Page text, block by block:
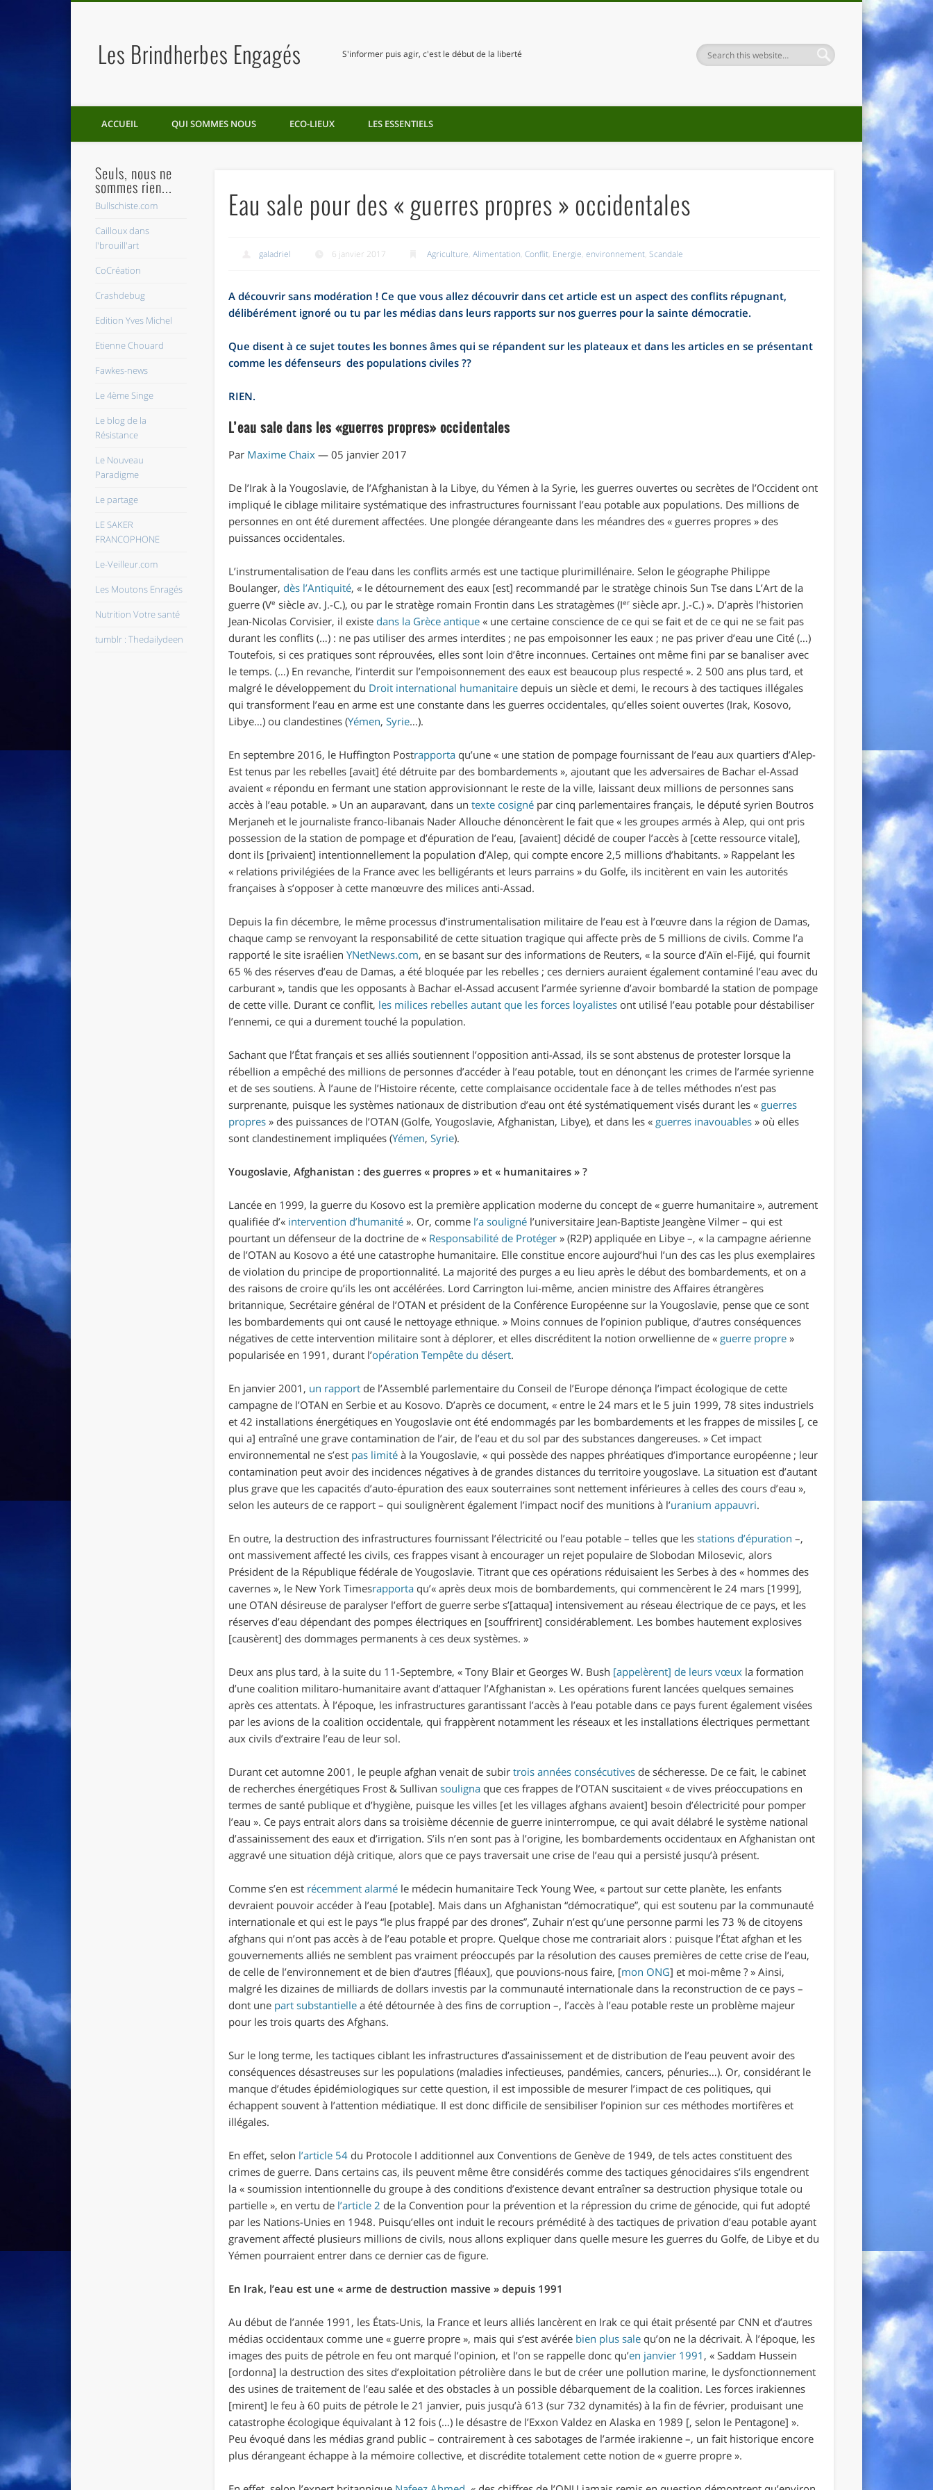
Les Brindherbes Engagés S'informer puis agir, c'est le début de la liberté
ACCUEIL QUI SOMMES NOUS ECO-LIEUX LES ESSENTIELS
Eau sale pour des « guerres propres » occidentales
galadriel 6 janvier 2017 Agriculture,Alimentation,Conflit, Energie,environnement,Scandale
A découvrir sans modération ! Ce que vous allez découvrir dans cet article est un aspect des conflits répugnant,
délibérément ignoré ou tu par les médias dans leurs rapports sur nos guerres pour la sainte démocratie.
Que disent à ce sujet toutes les bonnes âmes qui se répandent sur les plateaux et dans les articles en se présentant
comme les défenseurs des populations civiles ??
RIEN.
L’eau sale dans les «guerres propres» occidentales
Par Maxime Chaix —05 janvier 2017
De l’Irak à la Yougoslavie, de l’Afghanistan à la Libye, du Yémen à la Syrie, les guerres ouvertes ou secrètes de l’Occident ont
impliqué le ciblage militaire systématique des infrastructures fournissant l’eau potable aux populations. Des millions de
personnes en ont été durement affectées. Une plongée dérangeante dans les méandres des « guerres propres » des
puissances occidentales.
L’instrumentalisation de l’eau dans les conflits armés est une tactique plurimillénaire. Selon le géographe Philippe
Boulanger, dès l’Antiquité, « le détournement des eaux [est] recommandé par le stratège chinois Sun Tse dans L’Art de la
guerre (Ve siècle av. J.-C.), ou par le stratège romain Frontin dans Les stratagèmes (Ier siècle apr. J.-C.) ». D’après l’historien
Jean-Nicolas Corvisier, il existe dans la Grèce antique « une certaine conscience de ce qui se fait et de ce qui ne se fait pas
durant les conflits (…) : ne pas utiliser des armes interdites ; ne pas empoisonner les eaux ; ne pas priver d’eau une Cité (…)
Toutefois, si ces pratiques sont réprouvées, elles sont loin d’être inconnues. Certaines ont même fini par se banaliser avec
le temps. (…) En revanche, l’interdit sur l’empoisonnement des eaux est beaucoup plus respecté». 2 500 ans plus tard, et
malgré le développement du Droit international humanitaire depuis un siècle et demi, le recours à des tactiques illégales
qui transforment l’eau en arme est une constante dans les guerres occidentales, qu’elles soient ouvertes (Irak, Kosovo,
Libye…) ou clandestines (Yémen,Syrie…).
En septembre 2016, le Huffington Postrapporta qu’une « une station de pompage fournissant de l’eau aux quartiers d’Alep-
Est tenus par les rebelles [avait] été détruite par des bombardements », ajoutant que les adversaires de Bachar el-Assad
avaient « répondu en fermant une station approvisionnant le reste de la ville, laissant deux millions de personnes sans
accès à l’eau potable.» Un an auparavant, dans untexte cosigné par cinq parlementaires français, le député syrien Boutros
Merjaneh et le journaliste franco-libanais Nader Allouche dénoncèrent le fait que « les groupes armés à Alep, qui ont pris
possession de la station de pompage et d’épuration de l’eau, [avaient] décidé de couper l’accès à [cette ressource vitale],
dont ils [privaient] intentionnellement la population d’Alep, qui compte encore 2,5 millions d’habitants. » Rappelant les
« relations privilégiées de la France avec les belligérants et leurs parrains » du Golfe, ils incitèrent en vain les autorités
françaises à s’opposer à cette manœuvre des milices anti-Assad.
Depuis la fin décembre, le même processus d’instrumentalisation militaire de l’eau est à l’œuvre dans la région de Damas,
chaque camp se renvoyant la responsabilité de cette situation tragique qui affecte près de 5 millions de civils. Comme l’a
rapporté le site israélienYNetNews.com, en se basant sur des informations de Reuters, « la source d’Aïn el-Fijé, qui fournit
65 % des réserves d’eau de Damas, a été bloquée par les rebelles ; ces derniers auraient également contaminé l’eau avec du
carburant », tandis que les opposants à Bachar el-Assad accusent l’armée syrienne d’avoir bombardé la station de pompage
de cette ville. Durant ce conflit, les milices rebelles autant que les forces loyalistes ont utilisé l’eau potable pour déstabiliser
l’ennemi, ce qui a durement touché la population.
Sachant que l’État français et ses alliés soutiennent l’opposition anti-Assad, ils se sont abstenus de protester lorsque la
rébellion a empêché des millions de personnes d’accéder à l’eau potable, tout en dénonçant les crimes de l’armée syrienne
et de ses soutiens. À l’aune de l’Histoire récente, cette complaisance occidentale face à de telles méthodes n’est pas
surprenante, puisque les systèmes nationaux de distribution d’eau ont étésystématiquement visés durant les « guerres
propres » des puissances de l’OTAN (Golfe, Yougoslavie, Afghanistan, Libye), et dans les « guerres inavouables » où elles
sont clandestinement impliquées (Yémen,Syrie).
Yougoslavie, Afghanistan : des guerres « propres » et « humanitaires » ?
Lancée en 1999, la guerre du Kosovo est la première application moderne du concept de « guerre humanitaire », autrement
qualifiée d’« intervention d’humanité ». Or, comme l’a souligné l’universitaire Jean-Baptiste Jeangène Vilmer – qui est
pourtant un défenseur de la doctrine de « Responsabilité de Protéger » (R2P) appliquée en Libye –, « la campagne aérienne
de l’OTAN au Kosovo a été une catastrophe humanitaire. Elle constitue encore aujourd’hui l’un des cas les plus exemplaires
de violation du principe de proportionnalité. La majorité des purges a eu lieu après le début des bombardements, et on a
des raisons de croire qu’ils les ont accélérées. Lord Carrington lui-même, ancien ministre des Affaires étrangères
britannique, Secrétaire général de l’OTAN et président de la Conférence Européenne sur la Yougoslavie, pense que ce sont
les bombardements qui ont causé le nettoyage ethnique. » Moins connues de l’opinion publique, d’autres conséquences
négatives de cette intervention militaire sont à déplorer, et elles discréditent la notion orwellienne de « guerre propre »
popularisée en 1991, durant l’opérationTempête du désert.
En janvier 2001, un rapport de l’Assemblé parlementaire du Conseil de l’Europe dénonça l’impact écologique de cette
campagne de l’OTAN en Serbie et au Kosovo. D’après ce document, «entre le 24 mars et le 5 juin 1999, 78 sites industriels
et 42 installations énergétiques en Yougoslavie ont été endommagés par les bombardements et les frappes de missiles [, ce
qui a] entraîné une grave contamination de l’air, de l’eau et du sol par des substances dangereuses. » Cet impact
environnemental ne s’est pas limité à la Yougoslavie, « qui possède des nappes phréatiques d’importance européenne ; leur
contamination peut avoir des incidences négatives à de grandes distances du territoire yougoslave. La situation est d’autant
plus grave que les capacités d’auto-épuration des eaux souterraines sont nettement inférieures à celles des cours d’eau »,
selon les auteurs de ce rapport – qui soulignèrent également l’impact nocif des munitions à l’uranium appauvri.
En outre, la destruction des infrastructures fournissant l’électricité ou l’eau potable – telles que lesstations d’épuration –,
ont massivement affecté les civils, ces frappes visant à encourager un rejet populaire de Slobodan Milosevic, alors
Président de la République fédérale de Yougoslavie. Titrant que ces opérations réduisaient les Serbes à des « hommes des
cavernes », le New York Timesrapporta qu’«après deux mois de bombardements, qui commencèrent le 24 mars [1999],
une OTAN désireuse de paralyser l’effort de guerre serbe s’[attaqua] intensivement au réseau électrique de ce pays, et les
réserves d’eau dépendant des pompes électriques en [souffrirent] considérablement. Les bombes hautement explosives
[causèrent] des dommages permanents à ces deux systèmes. »
Deux ans plus tard, à la suite du 11-Septembre, «Tony Blair et Georges W. Bush [appelèrent] de leurs vœux la formation
d’une coalition militaro-humanitaire avant d’attaquer l’Afghanistan ». Les opérations furent lancées quelques semaines
après ces attentats. À l’époque, les infrastructures garantissant l’accès à l’eau potable dans ce pays furent également visées
par les avions de la coalition occidentale, qui frappèrent notamment les réseaux et les installations électriques permettant
aux civils d’extraire l’eau de leur sol.
Durant cet automne 2001, le peuple afghan venait de subirtrois années consécutives de sécheresse. De ce fait, le cabinet
de recherches énergétiques Frost & Sullivansouligna que ces frappes de l’OTAN suscitaient « de vives préoccupations en
termes de santé publique et d’hygiène, puisque les villes [et les villages afghans avaient] besoin d’électricité pour pomper
l’eau ». Ce pays entrait alors dans sa troisième décennie de guerre ininterrompue, ce qui avait délabré le système national
d’assainissement des eaux et d’irrigation. S’ils n’en sont pas à l’origine, les bombardements occidentaux en Afghanistan ont
aggravé une situation déjà critique, alors que ce pays traversait une crise de l’eau qui a persisté jusqu’à présent.
Comme s’en est récemment alarmé le médecin humanitaire Teck Young Wee, « partout sur cette planète, les enfants
devraient pouvoir accéder à l’eau [potable]. Mais dans un Afghanistan “démocratique”, qui est soutenu par la communauté
internationale et qui est le pays “le plus frappé par des drones”, Zuhair n’est qu’une personne parmi les 73 % de citoyens
afghans qui n’ont pas accès à de l’eau potable et propre. Quelque chose me contrariait alors : puisque l’État afghan et les
gouvernements alliés ne semblent pas vraiment préoccupés par la résolution des causes premières de cette crise de l’eau,
de celle de l’environnement et de bien d’autres [fléaux], que pouvions-nous faire, [mon ONG] et moi-même ? » Ainsi,
malgré les dizaines de milliards de dollars investis par la communauté internationale dans la reconstruction de ce pays –
dont une part substantielle a été détournée à des fins de corruption –, l’accès à l’eau potable reste un problème majeur
pour les trois quarts des Afghans.
Sur le long terme, les tactiques ciblant les infrastructures d’assainissement et de distribution de l’eau peuvent avoir des
conséquences désastreuses sur les populations (maladies infectieuses, pandémies, cancers, pénuries…). Or, considérant le
manque d’études épidémiologiques sur cette question, il est impossible de mesurer l’impact de ces politiques, qui
échappent souvent à l’attention médiatique. Il est donc difficile de sensibiliser l’opinion sur ces méthodes mortifères et
illégales.
En effet, selon l’article 54 du Protocole I additionnel aux Conventions de Genève de 1949, de tels actes constituent des
crimes de guerre. Dans certains cas, ils peuvent même être considérés comme des tactiques génocidaires s’ils engendrent
la «soumission intentionnelle du groupe à des conditions d’existence devant entraîner sa destruction physique totale ou
partielle », en vertu de l’article 2 de la Convention pour la prévention et la répression du crime de génocide, qui fut adopté
par les Nations-Unies en 1948. Puisqu’elles ont induit le recours prémédité à des tactiques de privation d’eau potable ayant
gravement affecté plusieurs millions de civils, nous allons expliquer dans quelle mesure les guerres du Golfe, de Libye et du
Yémen pourraient entrer dans ce dernier cas de figure.
En Irak, l’eau est une « arme de destruction massive » depuis 1991
Au début de l’année 1991, les États-Unis, la France et leurs alliés lancèrent en Irak ce qui était présenté par CNN et d’autres
médias occidentaux comme une « guerre propre », mais qui s’est avérée bien plus sale qu’on ne la décrivait. À l’époque, les
images des puits de pétrole en feu ont marqué l’opinion, et l’on se rappelle donc qu’en janvier 1991 , «Saddam Hussein
[ordonna] la destruction des sites d’exploitation pétrolière dans le but de créer une pollution marine, le dysfonctionnement
des usines de traitement de l’eau salée et des obstacles à un possible débarquement de la coalition. Les forces irakiennes
[mirent] le feu à 60 puits de pétrole le 21 janvier, puis jusqu’à 613 (sur 732 dynamités) à la fin de février, produisant une
catastrophe écologique équivalant à 12 fois (…) le désastre de l’Exxon Valdez en Alaska en 1989 [, selon le Pentagone] ».
Peu évoqué dans les médias grand public – contrairement à ces sabotages de l’armée irakienne –, un fait historique encore
plus dérangeant échappe à la mémoire collective, et discrédite totalement cette notion de « guerre propre ».
Seuls, nous ne
sommes rien...
Bullschiste.com
Cailloux dans
l'brouill'art
CoCréation
Crashdebug
Edition Yves Michel
Etienne Chouard
Fawkes-news
Le 4ème Singe
Le blog de la
Résistance
Le Nouveau
Paradigme
Le partage
LE SAKER
FRANCOPHONE
Le-Veilleur.com
Les Moutons Enragés
Nutrition Votre santé
tumblr : Thedailydeen